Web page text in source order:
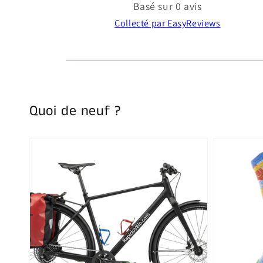
Basé sur 0 avis
Collecté par EasyReviews
Quoi de neuf ?